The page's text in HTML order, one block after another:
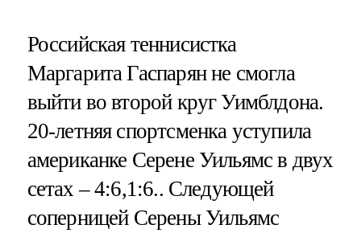
Российская теннисистка
Маргарита Гаспарян не смогла
выйти во второй круг Уимблдона.
20-летняя спортсменка уступила
американке Серене Уильямс в двух
сетах – 4:6,1:6.. Следующей
соперницей Серены Уильямс